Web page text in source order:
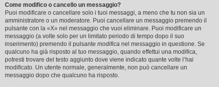
Come modifico o cancello un messaggio?
Puoi modificare o cancellare solo i tuoi messaggi, a meno che tu non sia un
amministratore o un moderatore. Puoi cancellare un messaggio premendo il
pulsante con la «X» nel messaggio che vuoi eliminare. Puoi modificare un
messaggio (a volte solo per un limitato periodo di tempo dopo il suo
inserimento) premendo il pulsante modifica nel messaggio in questione. Se
qualcuno ha già risposto al tuo messaggio, quando effettui una modifica,
potresti trovare del testo aggiunto dove viene indicato quante volte l’hai
modificato. Un utente normale, generalmente, non può cancellare un
messaggio dopo che qualcuno ha risposto.